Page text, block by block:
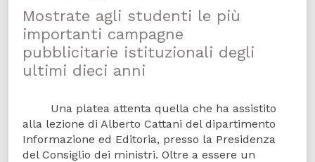
Mostrate agli studenti le più
importanti campagne
pubblicitarie istituzionali degli
ultimi dieci anni
Una platea attenta quella che ha assistito
alla lezione di Alberto Cattani del dipartimento
Informazione ed Editoria, presso la Presidenza
del Consiglio dei ministri. Oltre a essere un